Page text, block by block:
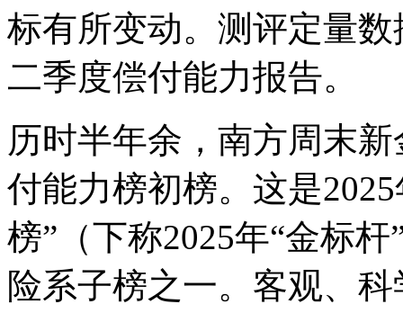
标有所变动。测评定量
二季度偿付能力报告。
历时半年余，南方周末
付能力榜初榜。这是
榜”（下称2025年“金标
险系子榜之一。客观、